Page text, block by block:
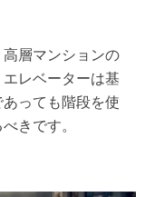
層マンションの
レベーターは基
っても階段を使
きです。